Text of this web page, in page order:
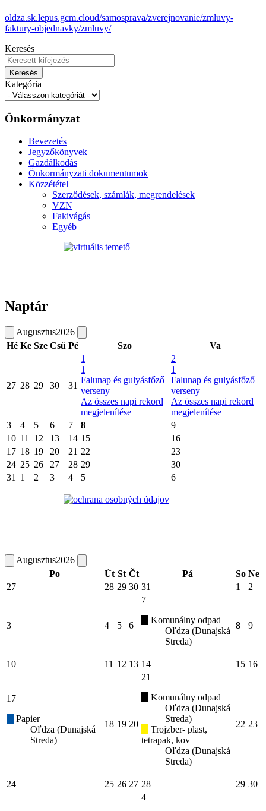
oldza.sk.lepus.gcm.cloud/samosprava/zverejnovanie/zmluvy-
faktury-objednavky/zmluvy/
Keresés
Keresés
Kategória
Önkormányzat
Bevezetés
Jegyzőkönyvek
Gazdálkodás
Önkormányzati dokumentumok
Közzététel
Szerződések, számlák, megrendelések
VZN
Fakivágás
Egyéb
Naptár
Augusztus2026
Hé Ke Sze Csü Pé Szo Va
27 28 29 30 31
1
1
Falunap és gulyásfőző
verseny
Az összes napi rekord
megjelenítése
2
1
Falunap és gulyásfőző
verseny
Az összes napi rekord
megjelenítése
3
4 5 6 7 8
9
10 11 12 13 14 15
16
17 18 19 20 21 22
23
24 25 26 27 28 29
30
31
1 2 3 4 5 6
Augusztus2026
Po
Út St Čt Pá So Ne
27
28 29 30 31 1 2
3 4 5 6
7
Komunálny odpad
Oľdza (Dunajská
Streda)
8 9
10 11 12 13 14 15 16
17
Papier
Oľdza (Dunajská
Streda)
18 19 20
21
Komunálny odpad
Oľdza (Dunajská
Streda)
Trojzber- plast,
tetrapak, kov
Oľdza (Dunajská
Streda)
22 23
24 25 26 27 28 29 30
4